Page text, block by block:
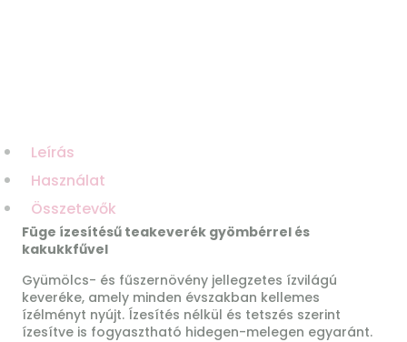
Leírás
Használat
Összetevők
Füge ízesítésű teakeverék gyömbérrel és
kakukkfűvel
Gyümölcs- és fűszernövény jellegzetes ízvilágú
keveréke, amely minden évszakban kellemes
ízélményt nyújt. Ízesítés nélkül és tetszés szerint
ízesítve is fogyasztható hidegen-melegen egyaránt.